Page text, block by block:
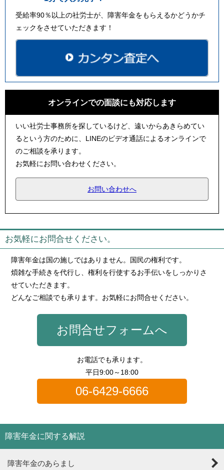
受給率90％以上の社労士が、障害年金をもらえるかどうかチ
ェックをさせていただきます！
オンラインでの面談にも対応します
いい社労士事務所を探しているけど、遠いからあきらめてい
るという方のために、LINEのビデオ通話によるオンラインで
のご相談を承ります。
お気軽にお問い合わせください。
お問い合わせへ
お気軽にお問合せください。
障害年金は国の施しではありません。国民の権利です。
煩雑な手続きを代行し、権利を行使するお手伝いをしっかりさ
せていただきます。
どんなご相談でも承ります。お気軽にお問合せください。
お問合せフォームへ
お電話でも承ります。
平日9:00～18:00
06-6429-6666
障害年金に関する解説
障害年金のあらまし